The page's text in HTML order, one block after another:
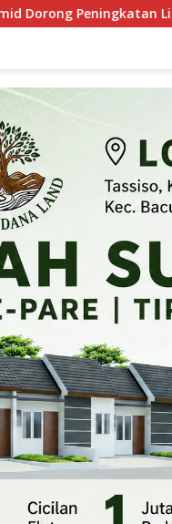
Literasi Keuangan